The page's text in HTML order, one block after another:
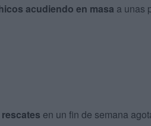
acudiendo en masa a unas
rescates en un fin de semana